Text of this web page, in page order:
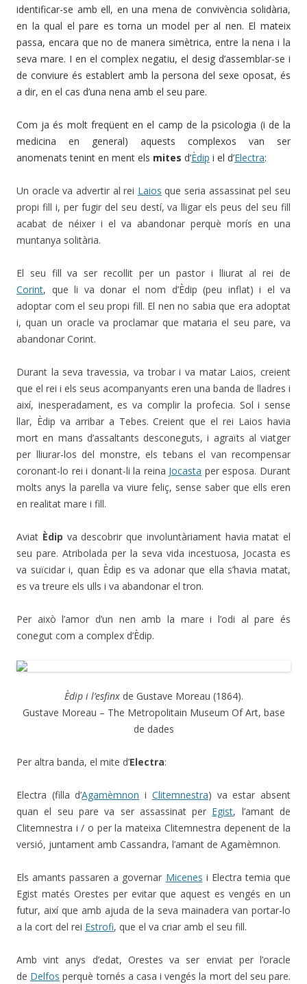
identificar-se amb ell, en una mena de convivència solidària,
en la qual el pare es torna un model per al nen. El mateix
passa, encara que no de manera simètrica, entre la nena i la
seva mare. I en el complex negatiu, el desig d’assemblar-se i
de conviure és establert amb la persona del sexe oposat, és
a dir, en el cas d’una nena amb el seu pare.
Com ja és molt freqüent en el camp de la psicologia (i de la
medicina en general) aquests complexos van ser
anomenats tenint en ment els mites d’Èdip i el d’Electra:
Un oracle va advertir al rei Laios que seria assassinat pel seu
propi fill i, per fugir del seu destí, va lligar els peus del seu fill
acabat de néixer i el va abandonar perquè morís en una
muntanya solitària.
El seu fill va ser recollit per un pastor i lliurat al rei de
Corint, que li va donar el nom d’Èdip (peu inflat) i el va
adoptar com el seu propi fill. El nen no sabia que era adoptat
i, quan un oracle va proclamar que mataria el seu pare, va
abandonar Corint.
Durant la seva travessia, va trobar i va matar Laios, creient
que el rei i els seus acompanyants eren una banda de lladres i
així, inesperadament, es va complir la profecia. Sol i sense
llar, Èdip va arribar a Tebes. Creient que el rei Laios havia
mort en mans d’assaltants desconeguts, i agraïts al viatger
per lliurar-los del monstre, els tebans el van recompensar
coronant-lo rei i donant-li la reina Jocasta per esposa. Durant
molts anys la parella va viure feliç, sense saber que ells eren
en realitat mare i fill.
Aviat Èdip va descobrir que involuntàriament havia matat el
seu pare. Atribolada per la seva vida incestuosa, Jocasta es
va suïcidar i, quan Èdip es va adonar que ella s’havia matat,
es va treure els ulls i va abandonar el tron.
Per això l’amor d’un nen amb la mare i l’odi al pare és
conegut com a complex d’Èdip.
Èdip i l’esfinxde Gustave Moreau (1864).
Gustave Moreau – The Metropolitain Museum Of Art, base
de dades
Per altra banda, el mite d’Electra:
Electra (filla d’Agamèmnon i Clitemnestra) va estar absent
quan el seu pare va ser assassinat per Egist, l’amant de
Clitemnestra i / o per la mateixa Clitemnestra depenent de la
versió, juntament amb Cassandra, l’amant de Agamèmnon.
Els amants passaren a governar Micenes i Electra temia que
Egist matés Orestes per evitar que aquest es vengés en un
futur, així que amb ajuda de la seva mainadera van portar-lo
a la cort del rei Estrofi, que el va criar amb el seu fill.
Amb vint anys d’edat, Orestes va ser enviat per l’oracle
de Delfos perquè tornés a casa i vengés la mort del seu pare.